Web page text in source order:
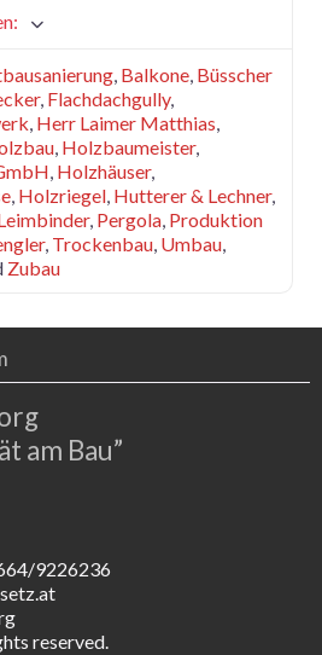
:
, Balkone, Büsscher
, Flachdachgully,
Herr Laimer Matthias
, Holzbaumeister,
Holzhäuser,
, Holzriegel, Hutterer & Lechner,
, Pergola, Produktion
, Trockenbau, Umbau,
Zubau
am Bau”
9226236
reserved.